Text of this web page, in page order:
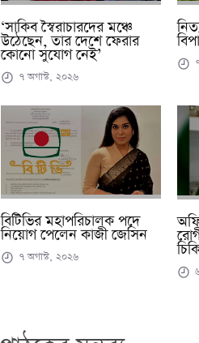
‘সাকিব স্বৈরাচারদের মঞ্চে
উঠেছেন, তার দেশে ফেরার
কোনো সুযোগ নেই’
৭ অগাস্ট, ২০২৬
বিটিভির মহাপরিচালক পদে
নিয়োগ পেলেন কাজী জেসিন
৭ অগাস্ট, ২০২৬